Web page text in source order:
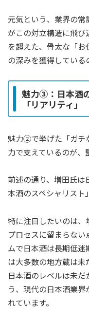
元気という、業界の常
がこの対立構造に飛び
を超えた、骨太な「
の深みを獲得している
魅力③：日本酒
「リアリティ」
魅力②で挙げた「ガチ
力で支えているのが、
前述の通り、増田氏は
本酒のスペシャリスト
特に注目したいのは
プロセスに留まらな
ムで日本酒は長期低
は大多数の地方蔵は
日本酒のレベルは未
う、現代の日本酒業
れています。